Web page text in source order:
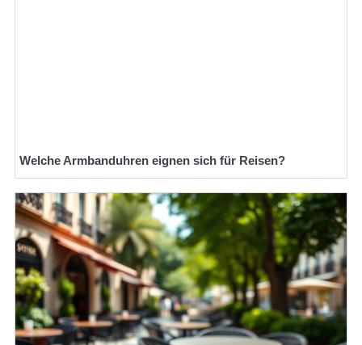
Welche Armbanduhren eignen sich für Reisen?